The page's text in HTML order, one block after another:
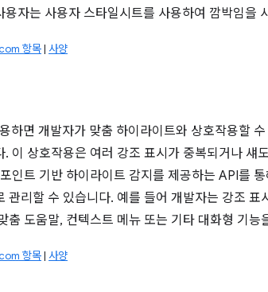
자는 사용자 스타일시트를 사용하여 깜박임을
항목| 사양
하면 개발자가 맞춤 하이라이트와 상호작용할
이 상호작용은 여러 강조 표시가 중복되거나 섀
인트 기반 하이라이트 감지를 제공하는 API를
관리할 수 있습니다. 예를 들어 개발자는 강조 표
춤 도움말, 컨텍스트 메뉴 또는 기타 대화형 기능
항목| 사양